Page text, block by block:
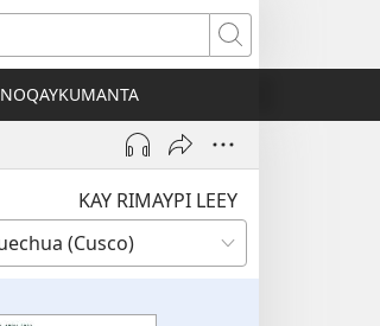
Buscar
NOQAYKUMANTA
KAY RIMAYPI LEEY